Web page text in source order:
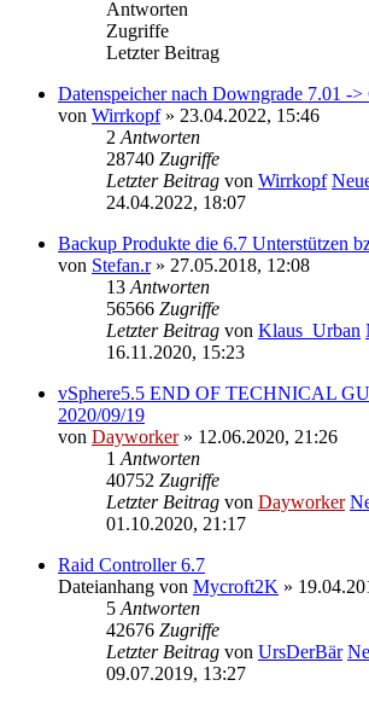
Antworten
Zugriffe
Letzter Beitrag
Datenspeicher nach Downgrade 7.01 ->
von Wirrkopf» 23.04.2022, 15:46
2 Antworten
28740 Zugriffe
Letzter Beitrag von Wirrkopf
24.04.2022, 18:07
Backup Produkte die 6.7 Unterstützen
von Stefan.r» 27.05.2018, 12:08
13 Antworten
56566 Zugriffe
Letzter Beitrag von Klaus_Urban
16.11.2020, 15:23
vSphere5.5 END OF TECHNICAL
2020/09/19
von Dayworker» 12.06.2020, 21:26
1 Antworten
40752 Zugriffe
Letzter Beitrag von Dayworker
01.10.2020, 21:17
Raid Controller 6.7
Dateianhang von Mycroft2K »
5 Antworten
42676 Zugriffe
Letzter Beitrag von UrsDerBär
09.07.2019, 13:27